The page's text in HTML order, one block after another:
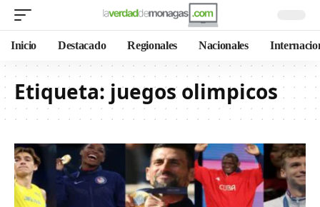
Inicio Destacado Regionales Nacionales
Etiqueta: juegos olimpicos